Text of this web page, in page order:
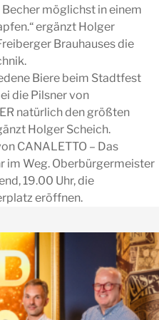
möglichst in einem
ergänzt Holger
Brauhauses die
Biere beim Stadtfest
die Pilsner von
natürlich den größten
Holger Scheich.
CANALETTO – Das
im Weg. Oberbürgermeister
19.00 Uhr, die
eröffnen.